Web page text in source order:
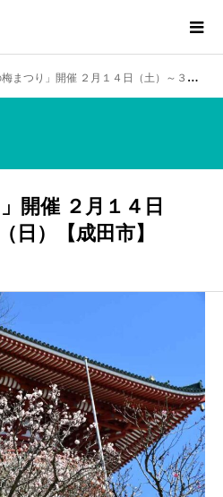
つり」開催 ２月１４日（土）～３月１日（日）【成田市】
開催 ２月１４日
日）【成田市】